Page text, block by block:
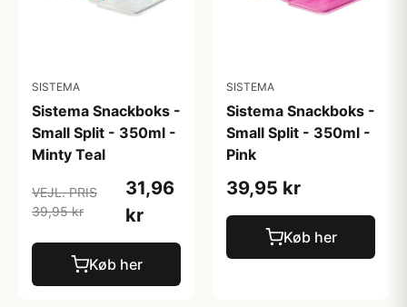
SISTEMA
Sistema Snackboks -
Small Split - 350ml -
Minty Teal
VEJL. PRIS
39,95 kr
31,96
kr
Køb her
SISTEMA
Sistema Snackboks -
Small Split - 350ml -
Pink
39,95 kr
Køb her